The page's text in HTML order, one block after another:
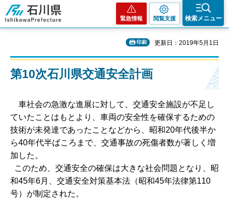
石川県
緊急情報 閲覧支援 検索メニュー
印刷 更新日：2019年5月1日
第10次石川県交通安全計画
車社会の急激な進展に対して、交通安全施設が不足し
ていたことはもとより、車両の安全性を確保するための
技術が未発達であったことなどから、昭和20年代後半か
ら40年代半ばころまで、交通事故の死傷者数が著しく増
加した。
このため、交通安全の確保は大きな社会問題となり、昭
和45年6月、交通安全対策基本法（昭和45年法律第110
号）が制定された。